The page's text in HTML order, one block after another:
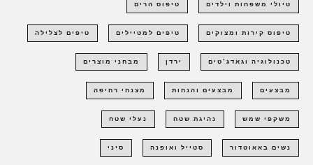
טיולי משפחות וילדים טיפוס הרים
טיפוס קירות ומצוקים טיפים למטיילים טיפים לצלילה
טכנולוגיה וגאדג'טים ירדן מבחני מוצרים
מבצעים מבצעים והנחות מצנחי רחיפה
משקפי שמש נהיגת שטח נעלי שטח
נשים באאוטדור סטייל ואופנה סיני